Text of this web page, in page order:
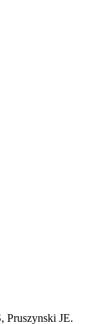
Pruszynski JE.